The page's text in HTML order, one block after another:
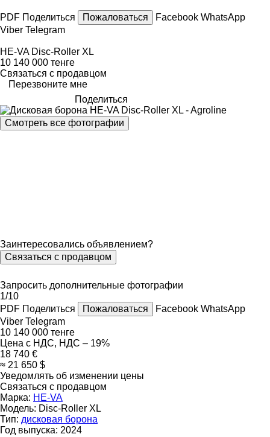
PDF Поделиться Пожаловаться Facebook WhatsApp
Viber Telegram
HE-VA Disc-Roller XL
10 140 000 тенге
Связаться с продавцом
Перезвоните мне
Поделиться
Смотреть все фотографии
Заинтересовались объявлением?
Связаться с продавцом
Запросить дополнительные фотографии
1/10
PDF Поделиться Пожаловаться Facebook WhatsApp
Viber Telegram
10 140 000 тенге
Цена с НДС, НДС – 19%
18 740 €
≈ 21 650 $
Уведомлять об изменении цены
Связаться с продавцом
Марка: HE-VA
Модель: Disc-Roller XL
Тип: дисковая борона
Год выпуска: 2024